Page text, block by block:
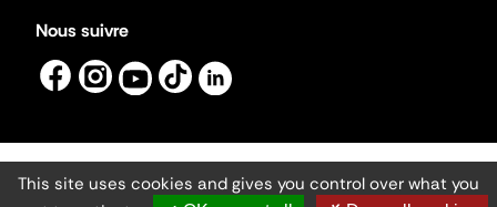
Nous suivre
Mentions légales
Gestion des cookies
This site uses cookies and gives you control over what you